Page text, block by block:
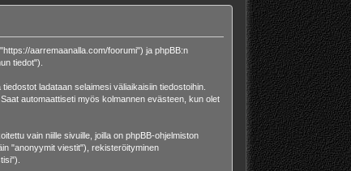
aarremaanalla.com/foorumi") ja phpBB:n
tiedot").
ladataan selaimesi väliaikaisiin tiedostoihin.
automaattiseti myös kolmannen evästeen, kun olet
vain niille sivuille, joilla on phpBB-ohjelmiston
"anonyymit viestit"), rekisteröityminen